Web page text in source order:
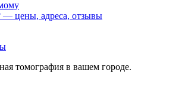
томография в вашем городе.